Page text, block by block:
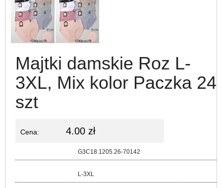
Majtki damskie Roz L-
3XL, Mix kolor Paczka 24
szt
Cena: 4.00 zł
G3C18.1205.26-70142
L-3XL